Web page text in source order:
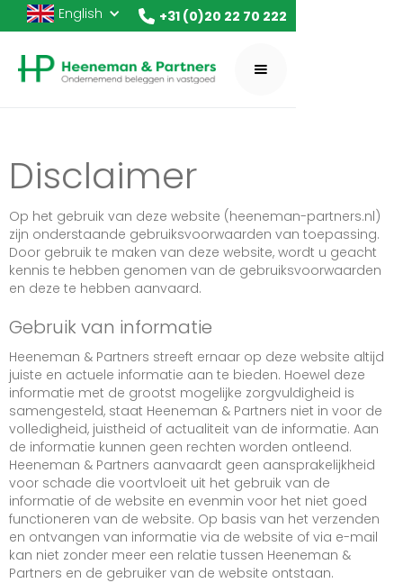
English +31 (0)20 22 70 222
Disclaimer
Op het gebruik van deze website (heeneman-partners.nl)
zijn onderstaande gebruiksvoorwaarden van toepassing.
Door gebruik te maken van deze website, wordt u geacht
kennis te hebben genomen van de gebruiksvoorwaarden
en deze te hebben aanvaard.
Gebruik van informatie
Heeneman & Partners streeft ernaar op deze website altijd
juiste en actuele informatie aan te bieden. Hoewel deze
informatie met de grootst mogelijke zorgvuldigheid is
samengesteld, staat Heeneman & Partners niet in voor de
volledigheid, juistheid of actualiteit van de informatie. Aan
de informatie kunnen geen rechten worden ontleend.
Heeneman & Partners aanvaardt geen aansprakelijkheid
voor schade die voortvloeit uit het gebruik van de
informatie of de website en evenmin voor het niet goed
functioneren van de website. Op basis van het verzenden
en ontvangen van informatie via de website of via e-mail
kan niet zonder meer een relatie tussen Heeneman &
Partners en de gebruiker van de website ontstaan.